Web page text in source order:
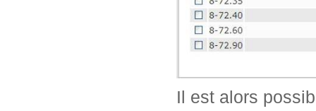
Il est alors